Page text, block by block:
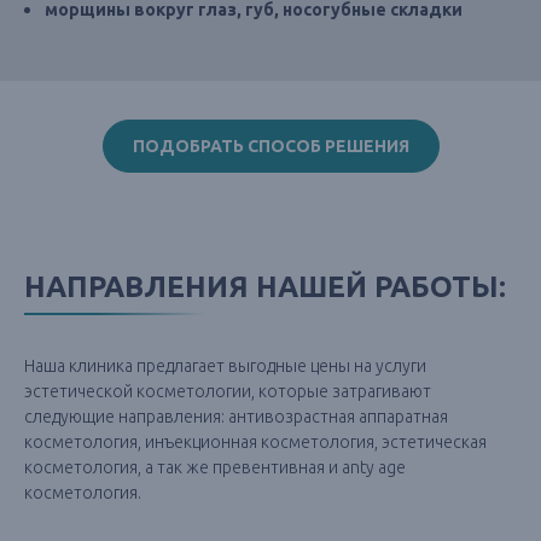
морщины вокруг глаз, губ, носогубные складки
ПОДОБРАТЬ СПОСОБ РЕШЕНИЯ
НАПРАВЛЕНИЯ НАШЕЙ РАБОТЫ:
Наша клиника предлагает выгодные цены на услуги
эстетической косметологии, которые затрагивают
следующие направления: антивозрастная аппаратная
косметология, инъекционная косметология, эстетическая
косметология, а так же превентивная и anty age
косметология.